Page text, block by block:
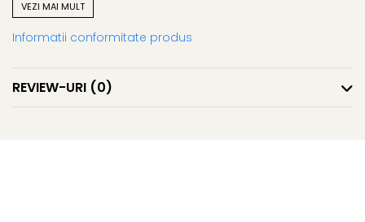
Perfect pentru scoala si desen
Creion pentru copii – creativitate si culoare la fiecare
VEZI MAI MULT
Informatii conformitate produs
REVIEW-URI (0)